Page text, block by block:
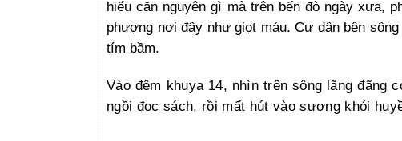
hiểu căn nguyên gì mà trên bến đò ngày xưa,
phượng nơi đây như giọt máu. Cư dân bên
tím bầm.
Vào đêm khuya 14, nhìn trên sông lãng đãng
ngồi đọc sách, rồi mất hút vào sương khói